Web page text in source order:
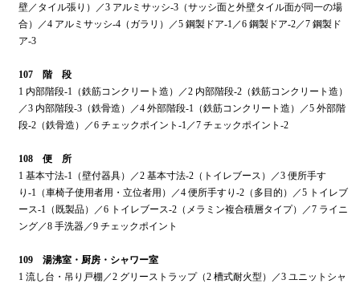
壁／タイル張り）／3 アルミサッシ-3（サッシ面と外壁タイル面が同一の場
合）／4 アルミサッシ-4（ガラリ）／5 鋼製ドア-1／6 鋼製ドア-2／7 鋼製ド
ア-3
107 階 段
1 内部階段-1（鉄筋コンクリート造）／2 内部階段-2（鉄筋コンクリート造）
／3 内部階段-3（鉄骨造）／4 外部階段-1（鉄筋コンクリート造）／5 外部階
段-2（鉄骨造）／6 チェックポイント-1／7 チェックポイント-2
108 便 所
1 基本寸法-1（壁付器具）／2 基本寸法-2（トイレブース）／3 便所手す
り-1（車椅子使用者用・立位者用）／4 便所手すり-2（多目的）／5 トイレブ
ース-1（既製品）／6 トイレブース-2（メラミン複合積層タイプ）／7 ライニ
ング／8 手洗器／9 チェックポイント
109 湯沸室・厨房・シャワー室
1 流し台・吊り戸棚／2 グリーストラップ（2 槽式耐火型）／3 ユニットシャ